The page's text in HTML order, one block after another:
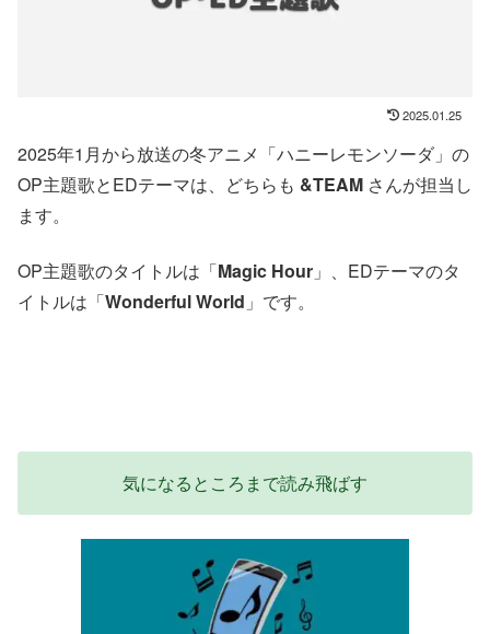
2025.01.25
2025年1月から放送の冬アニメ「ハニーレモンソーダ」の
OP主題歌とEDテーマは、どちらも &TEAM さんが担当し
ます。
OP主題歌のタイトルは「Magic Hour 」、EDテーマのタ
イトルは「Wonderful World 」です。
気になるところまで読み飛ばす